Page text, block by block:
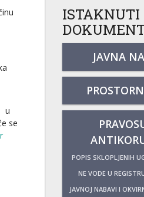
u
se
ISTAKNUTI
JAVNA
POPIS SKLOPLJENIH
NE VODE U
JAVNOJ NABAVI I